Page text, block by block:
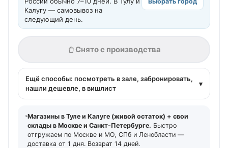
Калугу — самовывоз на
следующий день.
Снято с производства
Ещё способы: посмотреть в зале, забронировать,
нашли дешевле, в вишлист
▾
Магазины в Туле и Калуге (живой остаток) + свои
склады в Москве и Санкт-Петербурге. Быстро
отгружаем по Москве и МО, СПб и Ленобласти —
доставка от 1 дня. Возврат 14 дней.